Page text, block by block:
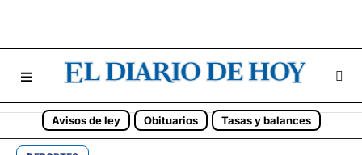
Avisos de ley Obituarios Tasas y balances